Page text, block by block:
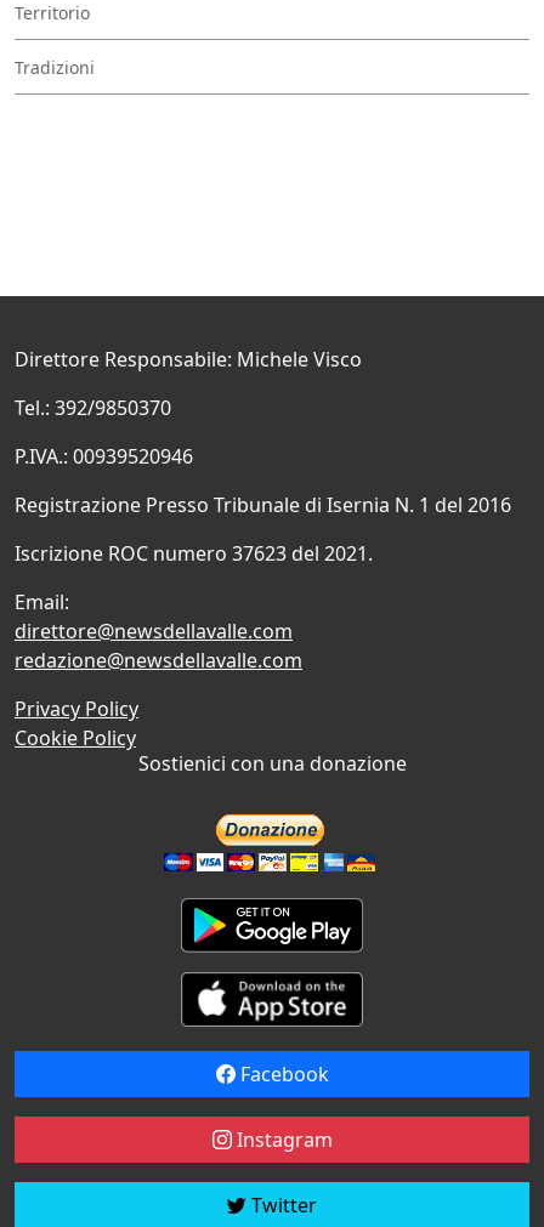
Territorio
Tradizioni
Direttore Responsabile: Michele Visco
Tel.: 392/9850370
P.IVA.: 00939520946
Registrazione Presso Tribunale di Isernia N. 1 del 2016
Iscrizione ROC numero 37623 del 2021.
Email:
direttore@newsdellavalle.com
redazione@newsdellavalle.com
Privacy Policy
Cookie Policy
Sostienici con una donazione
Facebook
Instagram
Twitter